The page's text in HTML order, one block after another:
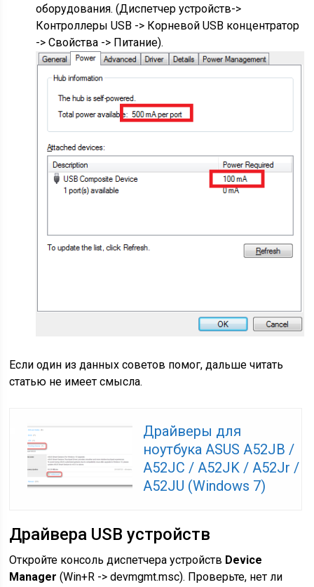
оборудования. (Диспетчер устройств->
Контроллеры USB -> Корневой USB концентратор
-> Свойства -> Питание).
Если один из данных советов помог, дальше читать
статью не имеет смысла.
Драйверы для
ноутбука ASUS A52JB /
A52JC / A52JK / A52Jr /
A52JU (Windows 7)
Драйвера USB устройств
Откройте консоль диспетчера устройств Device
Manager (Win+R -> devmgmt.msc). Проверьте, нет ли